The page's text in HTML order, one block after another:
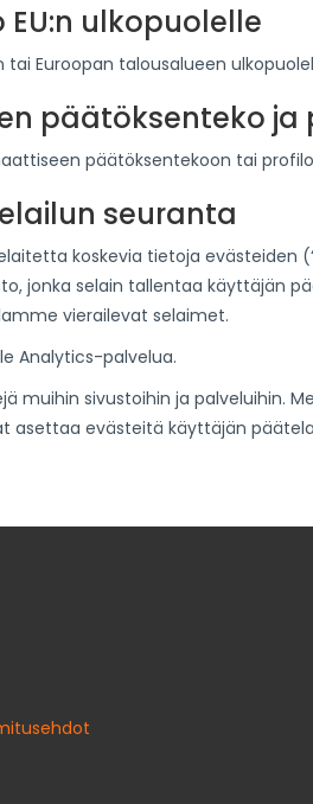
EU:n ulkopuolelle
tai Euroopan talousalueen
päätöksenteko ja
päätöksentekoon tai
seuranta
koskevia tietoja evästeiden
jonka selain tallentaa käyttäjän
vierailevat selaimet.
Analytics-palvelua.
muihin sivustoihin ja palveluihin.
asettaa evästeitä käyttäjän